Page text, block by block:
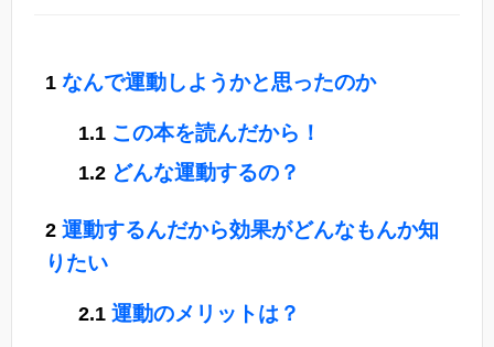
なんで運動しようかと思ったのか
この本を読んだから！
どんな運動するの？
運動するんだから効果がどんなもんか知
りたい
運動のメリットは？